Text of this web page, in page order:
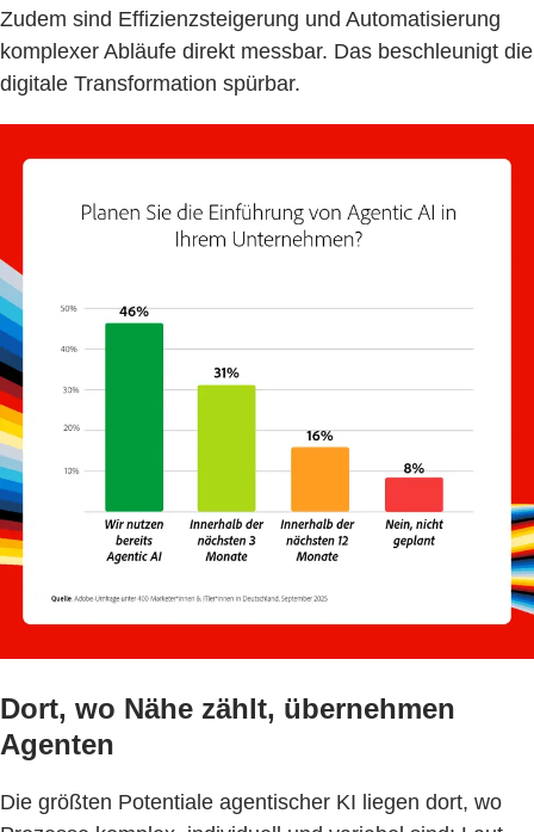
Zudem sind Effizienzsteigerung und Automatisierung
komplexer Abläufe direkt messbar. Das beschleunigt die
digitale Transformation spürbar.
Dort, wo Nähe zählt, übernehmen
Agenten
Die größten Potentiale agentischer KI liegen dort, wo